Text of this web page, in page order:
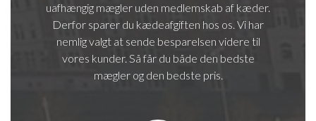
uafhængig mægler uden medlemskab af kæder.
Derfor sparer du kædeafgiften hos os. Vi har
nemlig valgt at sende besparelsen videre til
vores kunder. Så får du både den bedste
mægler og den bedste pris.